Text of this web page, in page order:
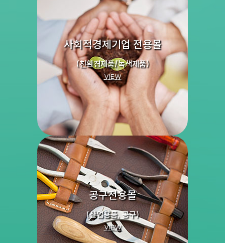
사회적경제기업 전용몰
(친환경제품/녹색제품)
VIEW
공구전용몰
(산업용품, 공구)
VIEW